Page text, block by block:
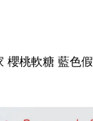
櫻桃軟糖 藍色假